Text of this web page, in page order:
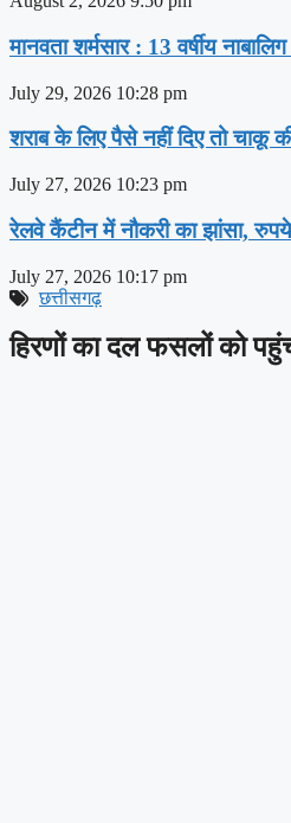
मानवता शर्मसार : 13 वर्षीय
July 29, 2026 10:28 pm
शराब के लिए पैसे नहीं दिए तो चाकू
July 27, 2026 10:23 pm
रेलवे कैंटीन में नौकरी का झांसा, रुपये
July 27, 2026 10:17 pm
छत्तीसगढ़
हिरणों का दल फसलों को